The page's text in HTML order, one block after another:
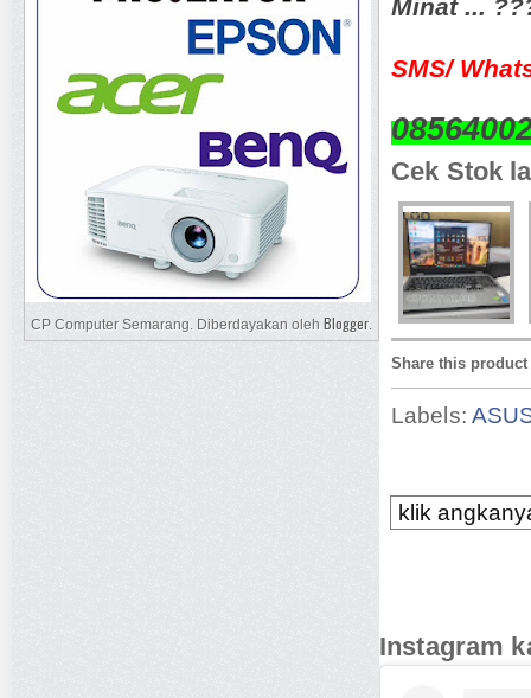
Minat ...
SMS/
Cek Stok
Share this product
Labels:
klik
Instagram
CP Computer Semarang. Diberdayakan oleh Blogger.